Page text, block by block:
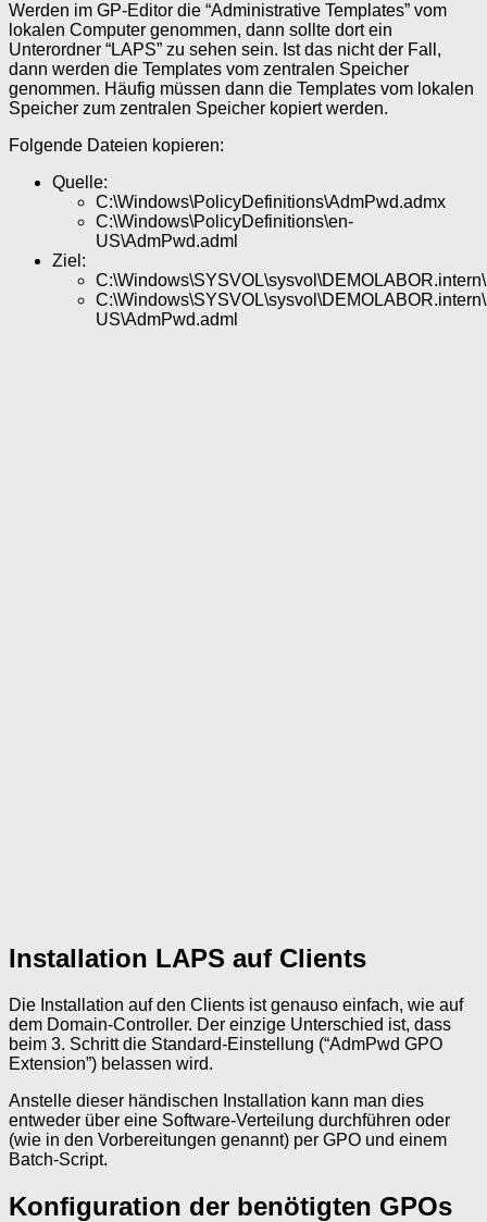
Werden im GP-Editor die “Administrative Templates” vom
lokalen Computer genommen, dann sollte dort ein
Unterordner “LAPS” zu sehen sein. Ist das nicht der Fall,
dann werden die Templates vom zentralen Speicher
genommen. Häufig müssen dann die Templates vom lokalen
Speicher zum zentralen Speicher kopiert werden.
Folgende Dateien kopieren:
Quelle:
C:\Windows\PolicyDefinitions\AdmPwd.admx
C:\Windows\PolicyDefinitions\en-
US\AdmPwd.adml
Ziel:
US\AdmPwd.adml
Installation LAPS auf Clients
Die Installation auf den Clients ist genauso einfach, wie auf
dem Domain-Controller. Der einzige Unterschied ist, dass
beim 3. Schritt die Standard-Einstellung (“AdmPwd GPO
Extension”) belassen wird.
Anstelle dieser händischen Installation kann man dies
entweder über eine Software-Verteilung durchführen oder
(wie in den Vorbereitungen genannt) per GPO und einem
Batch-Script.
Konfiguration der benötigten GPOs